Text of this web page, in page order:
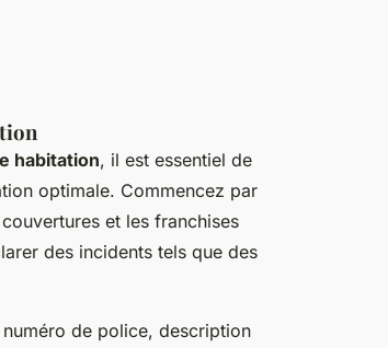
habitation, il est essentiel de
optimale. Commencez par
et les franchises
des incidents tels que des
de police, description